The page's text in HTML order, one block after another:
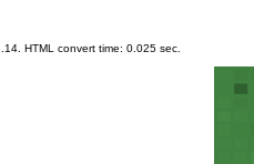
HTML convert time: 0.025 sec.